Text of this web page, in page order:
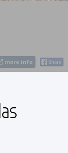
more info